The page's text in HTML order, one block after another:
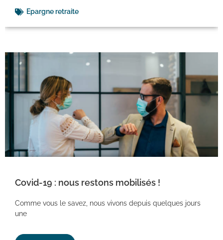
Epargne retraite
Covid-19 : nous restons mobilisés !
Comme vous le savez, nous vivons depuis quelques jours
une